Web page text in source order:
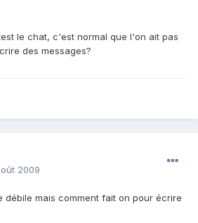
le chat, c'est normal que l'on ait pas
des messages?
2009
débile mais comment fait on pour écrire